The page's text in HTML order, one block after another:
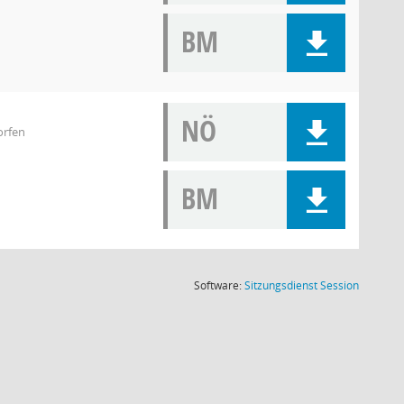
BM
NÖ
BM
Software:SitzungsdienstSession(Wird in